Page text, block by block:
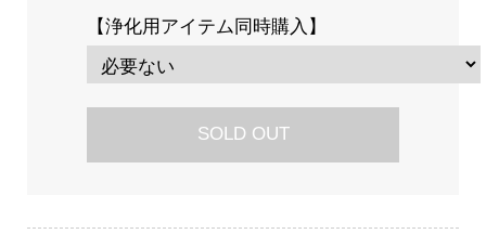
【浄化用アイテム同時購入】
SOLD OUT